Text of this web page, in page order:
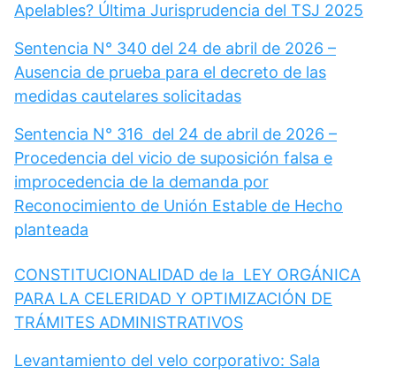
Apelables? Última Jurisprudencia del TSJ 2025
Sentencia N° 340 del 24 de abril de 2026 –
Ausencia de prueba para el decreto de las
medidas cautelares solicitadas
Sentencia N° 316 del 24 de abril de 2026 –
Procedencia del vicio de suposición falsa e
improcedencia de la demanda por
Reconocimiento de Unión Estable de Hecho
planteada
CONSTITUCIONALIDAD de la LEY ORGÁNICA
PARA LA CELERIDAD Y OPTIMIZACIÓN DE
TRÁMITES ADMINISTRATIVOS
Levantamiento del velo corporativo: Sala